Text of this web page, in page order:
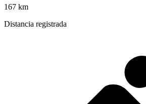
167 km
Distancia registrada